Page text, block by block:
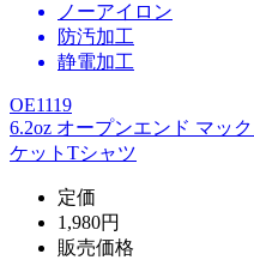
ノーアイロン
防汚加工
静電加工
OE1119
6.2oz オープンエンド マッ
ケットTシャツ
定価
1,980円
販売価格